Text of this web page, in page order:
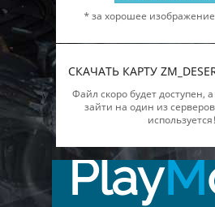
* за хорошее изображение
СКАЧАТЬ КАРТУ
Файл скоро будет доступен,
зайти на один из серверов
используется!
PlayM